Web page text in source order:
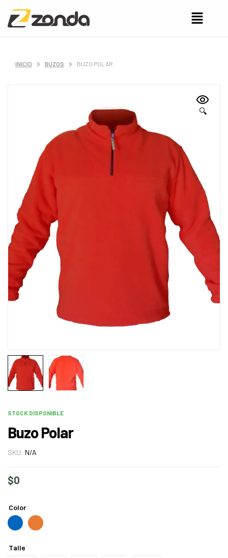
INICIO BUZOS BUZO POLAR
🔍
STOCK DISPONIBLE
Buzo Polar
SKU: N/A
$0
Color
Talle